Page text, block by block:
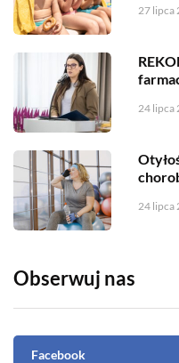
27 lipca
24 lipca
24 lipca
Obserwuj nas
Facebook